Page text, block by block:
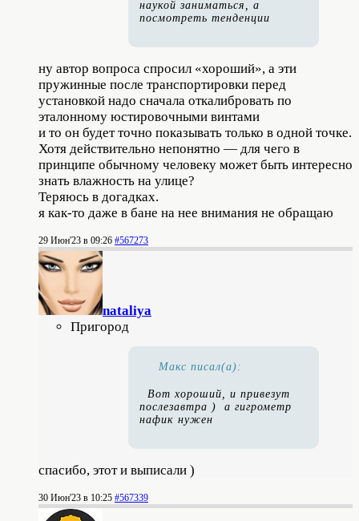
наукой заниматься, а
посмотреть тенденции
ну автор вопроса спросил «хороший», а эти
пружинные после транспортировки перед
установкой надо сначала откалибровать по
эталонному юстировочными винтами
и то он будет точно показывать только в одной точке.
Хотя действительно непонятно — для чего в
принципе обычному человеку может быть интересно
знать влажность на улице?
Теряюсь в догадках.
я как-то даже в бане на нее внимания не обращаю
29 Июн'23 в 09:26 #567273
nataliya
Пригород
Макс писал(а):
Вот хороший, и привезут
послезавтра ) а гигрометр
нафик нужен
спасибо, этот и выписали )
30 Июн'23 в 10:25 #567339